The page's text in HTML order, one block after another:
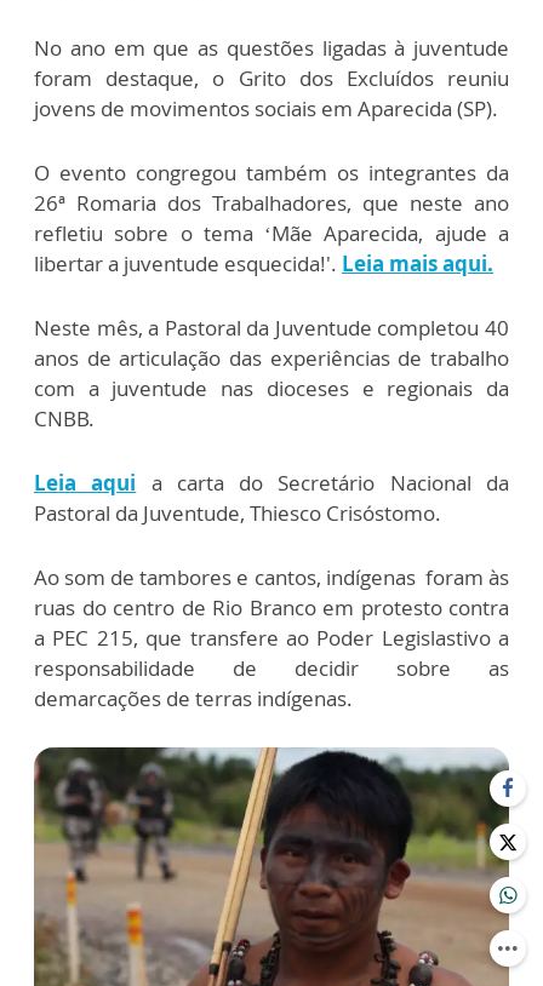
No ano em que as questões ligadas à juventude
foram destaque, o Grito dos Excluídos reuniu
jovens de movimentos sociais em Aparecida (SP).
O evento congregou também os integrantes da
26ª Romaria dos Trabalhadores, que neste ano
refletiu sobre o tema ‘Mãe Aparecida, ajude a
libertar a juventude esquecida!'. Leia mais aqui.
Neste mês, a Pastoral da Juventude completou 40
anos de articulação das experiências de trabalho
com a juventude nas dioceses e regionais da
CNBB.
Leia aqui a carta do Secretário Nacional da
Pastoral da Juventude, Thiesco Crisóstomo.
Ao som de tambores e cantos, indígenas foram às
ruas do centro de Rio Branco em protesto contra
a PEC 215, que transfere ao Poder Legislastivo a
responsabilidade de decidir sobre as
demarcações de terras indígenas.